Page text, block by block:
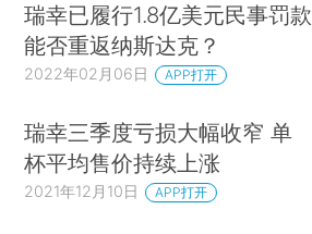
瑞幸已履行1.8亿美元民事罚款
能否重返纳斯达克？
2022年02月06日 APP打开
瑞幸三季度亏损大幅收窄 单
杯平均售价持续上涨
2021年12月10日 APP打开